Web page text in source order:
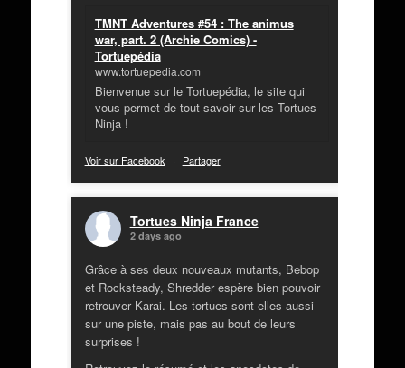
TMNT Adventures #54 : The animus
war, part. 2 (Archie Comics) -
Tortuepédia
www.tortuepedia.com
Bienvenue sur le Tortuepédia, le site qui
vous permet de tout savoir sur les Tortues
Ninja !
Voir sur Facebook · Partager
Tortues Ninja France
2 days ago
Grâce à ses deux nouveaux mutants, Bebop
et Rocksteady, Shredder espère bien pouvoir
retrouver Karai. Les tortues sont elles aussi
sur une piste, mais pas au bout de leurs
surprises !